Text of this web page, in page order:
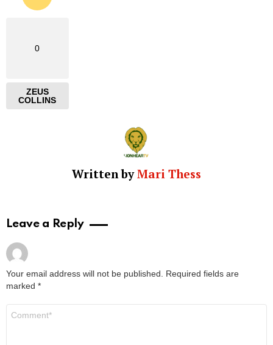
0
ZEUS
COLLINS
Written byMari Thess
Leave a Reply
Your email address will not be published.
Required fields are
marked *